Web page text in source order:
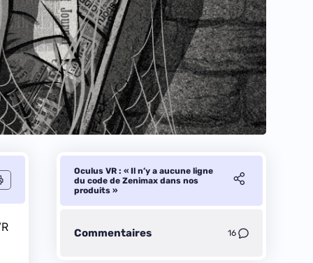
Oculus VR : « Il n’y a aucune ligne
du code de Zenimax dans nos
produits »
Commentaires 16